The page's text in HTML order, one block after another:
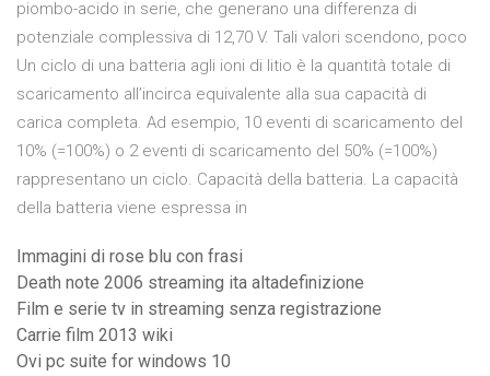
piombo-acido in serie, che generano una differenza di
potenziale complessiva di 12,70 V. Tali valori scendono, poco
Un ciclo di una batteria agli ioni di litio è la quantità totale di
scaricamento all’incirca equivalente alla sua capacità di
carica completa. Ad esempio, 10 eventi di scaricamento del
10% (=100%) o 2 eventi di scaricamento del 50% (=100%)
rappresentano un ciclo. Capacità della batteria. La capacità
della batteria viene espressa in
Immagini di rose blu con frasi
Death note 2006 streaming ita altadefinizione
Film e serie tv in streaming senza registrazione
Carrie film 2013 wiki
Ovi pc suite for windows 10